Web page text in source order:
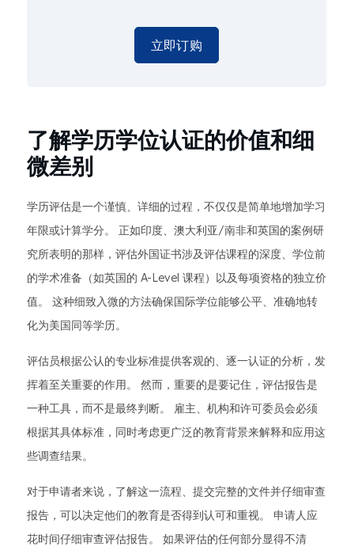
立即订购
了解学历学位认证的价值和细
微差别
学历评估是一个谨慎、详细的过程，不仅仅是简单地增加学习
年限或计算学分。 正如印度、澳大利亚/南非和英国的案例研
究所表明的那样，评估外国证书涉及评估课程的深度、学位前
的学术准备（如英国的 A-Level 课程）以及每项资格的独立价
值。 这种细致入微的方法确保国际学位能够公平、准确地转
化为美国同等学历。
评估员根据公认的专业标准提供客观的、逐一认证的分析，发
挥着至关重要的作用。 然而，重要的是要记住，评估报告是
一种工具，而不是最终判断。 雇主、机构和许可委员会必须
根据其具体标准，同时考虑更广泛的教育背景来解释和应用这
些调查结果。
对于申请者来说，了解这一流程、提交完整的文件并仔细审查
报告，可以决定他们的教育是否得到认可和重视。 申请人应
花时间仔细审查评估报告。 如果评估的任何部分显得不清